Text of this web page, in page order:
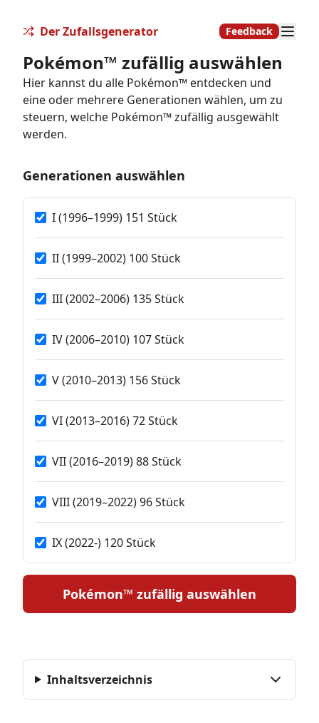
Der Zufallsgenerator Feedback
Pokémon™ zufällig auswählen
Hier kannst du alle Pokémon™ entdecken und
eine oder mehrere Generationen wählen, um zu
steuern, welche Pokémon™ zufällig ausgewählt
werden.
Generationen auswählen
I (1996–1999) 151 Stück
II (1999–2002) 100 Stück
III (2002–2006) 135 Stück
IV (2006–2010) 107 Stück
V (2010–2013) 156 Stück
VI (2013–2016) 72 Stück
VII (2016–2019) 88 Stück
VIII (2019–2022) 96 Stück
IX (2022-) 120 Stück
Pokémon™ zufällig auswählen
Inhaltsverzeichnis